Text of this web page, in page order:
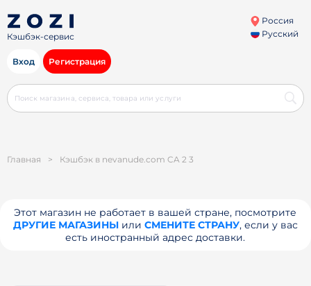
Кэшбэк-сервис
Россия
Русский
Вход Регистрация
Главная > Кэшбэк в nevanude.com CA 2 3
Этот магазин не работает в вашей стране, посмотрите
ДРУГИЕ МАГАЗИНЫили СМЕНИТЕ СТРАНУ, если у вас
есть иностранный адрес доставки.